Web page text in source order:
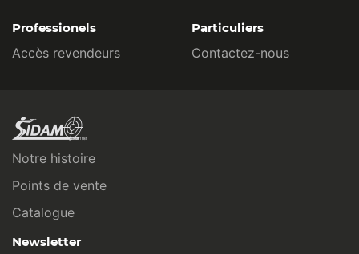
Professionels
Accès revendeurs
Particuliers
Contactez-nous
Notre histoire
Points de vente
Catalogue
Newsletter